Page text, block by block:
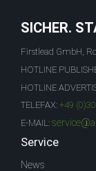
SICHER.
Firstlead GmbH,
HOTLINE
HOTLINE
TELEFAX: +49
E-MAIL:
Service
News